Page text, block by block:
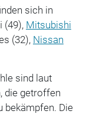
sich in
(49), Mitsubishi
(32), Nissan
sind laut
die getroffen
bekämpfen. Die